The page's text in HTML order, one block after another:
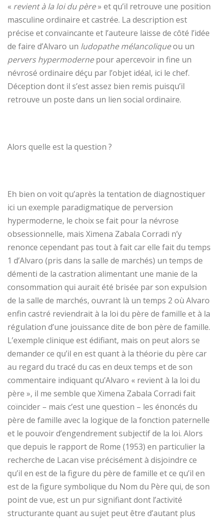
« revient à la loi du père» et qu’il retrouve une position
masculine ordinaire et castrée. La description est
précise et convaincante et l’auteure laisse de côté l’idée
de faire d’Alvaro un ludopathe mélancoliqueou un
pervers hypermodernepour apercevoir in fine un
névrosé ordinaire déçu par l’objet idéal, ici le chef.
Déception dont il s’est assez bien remis puisqu’il
retrouve un poste dans un lien social ordinaire.
Alors quelle est la question ?
Eh bien on voit qu’après la tentation de diagnostiquer
ici un exemple paradigmatique de perversion
hypermoderne, le choix se fait pour la névrose
obsessionnelle, mais Ximena Zabala Corradi n’y
renonce cependant pas tout à fait car elle fait du temps
1 d’Alvaro (pris dans la salle de marchés) un temps de
démenti de la castration alimentant une manie de la
consommation qui aurait été brisée par son expulsion
de la salle de marchés, ouvrant là un temps 2 où Alvaro
enfin castré reviendrait à la loi du père de famille et à la
régulation d’une jouissance dite de bon père de famille.
L’exemple clinique est édifiant, mais on peut alors se
demander ce qu’il en est quant à la théorie du père car
au regard du tracé du cas en deux temps et de son
commentaire indiquant qu’Alvaro « revient à la loi du
père », il me semble que Ximena Zabala Corradi fait
coïncider – mais c’est une question – les énoncés du
père de famille avec la logique de la fonction paternelle
et le pouvoir d’engendrement subjectif de la loi. Alors
que depuis le rapport de Rome (1953) en particulier la
recherche de Lacan vise précisément à disjoindre ce
qu’il en est de la figure du père de famille et ce qu’il en
est de la figure symbolique du Nom du Père qui, de son
point de vue, est un pur signifiant dont l’activité
structurante quant au sujet peut être d’autant plus